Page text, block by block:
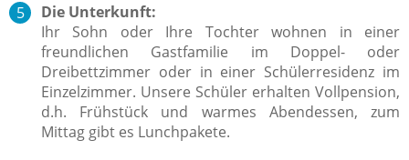
Die Unterkunft:
Ihr Sohn oder Ihre Tochter wohnen in einer
freundlichen Gastfamilie im Doppel- oder
Dreibettzimmer oder in einer Schülerresidenz im
Einzelzimmer. Unsere Schüler erhalten Vollpension,
d.h. Frühstück und warmes Abendessen, zum
Mittag gibt es Lunchpakete.